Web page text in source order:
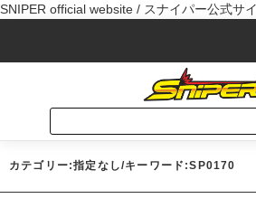
SNIPER official website / スナイパー公式サ
カテゴリー:指定なし/キーワード:SP0170